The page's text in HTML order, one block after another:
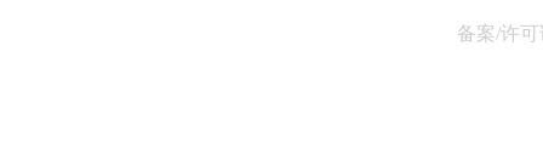
备案/许可